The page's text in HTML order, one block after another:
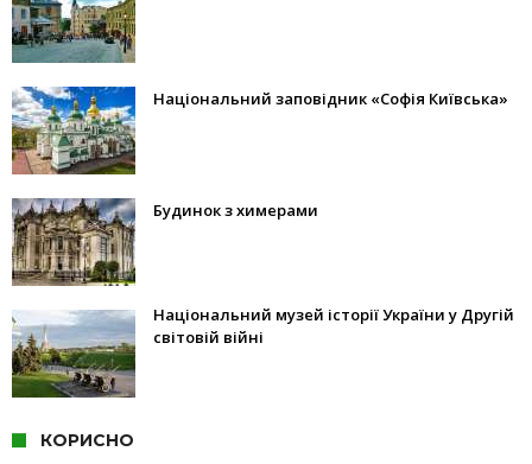
Національний заповідник «Софія Київська»
Будинок з химерами
Національний музей історії України у Другій
світовій війні
КОРИСНО